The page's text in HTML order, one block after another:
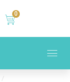
0
/